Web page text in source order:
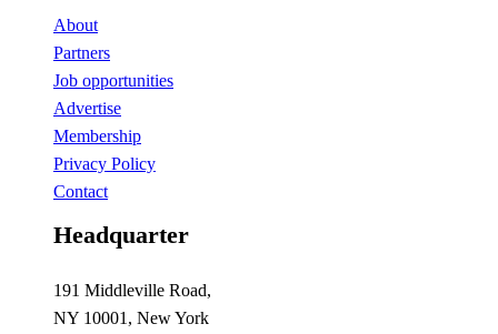
About
Partners
Job opportunities
Advertise
Membership
Privacy Policy
Contact
Headquarter
191 Middleville Road,
NY 10001, New York